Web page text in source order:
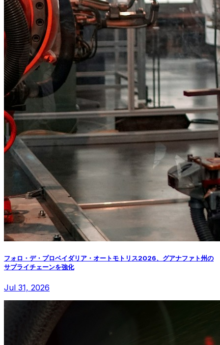
フォロ・デ・プロベイダリア・オートモトリス2026、グアナファト州の
サプライチェーンを強化
Jul 31, 2026